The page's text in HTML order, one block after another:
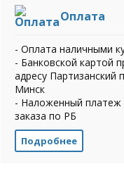
Оплата
- Оплата наличными
- Банковской картой
адресу Партизанский
Минск
- Наложенный платеж
заказа по РБ
Подробнее